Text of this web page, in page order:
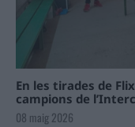
En les tirades de
campions de
08 maig 2026